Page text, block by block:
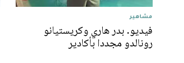
مشاهير
فيديو. بدر هاري وكريستيانو
رونالدو مجددا بأكادير